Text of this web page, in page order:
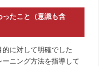
ったこと（意識も含
的に対して明確でした
ニング方法を指導して